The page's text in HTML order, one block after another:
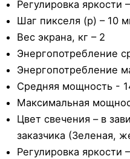
Регулировка яркости
Шаг пикселя (р) – 10
Вес экрана, кг – 2
Энергопотребление
Энергопотребление
Средняя мощность -
Максимальная
Цвет свечения – в
заказчика (Зеленая,
Регулировка яркости